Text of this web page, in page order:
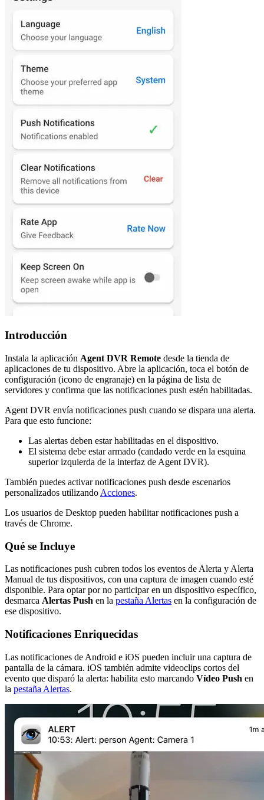
Introducción
Instala la aplicación Agent DVR Remote desde la tienda de
aplicaciones de tu dispositivo. Abre la aplicación, toca el botón de
configuración (icono de engranaje) en la página de lista de
servidores y confirma que las notificaciones push estén habilitadas.
Agent DVR envía notificaciones push cuando se dispara una alerta.
Para que esto funcione:
Las alertas deben estar habilitadas en el dispositivo.
El sistema debe estar armado (candado verde en la esquina
superior izquierda de la interfaz de Agent DVR).
También puedes activar notificaciones push desde escenarios
personalizados utilizando Acciones.
Los usuarios de Desktop pueden habilitar notificaciones push a
través de Chrome.
Qué se Incluye
Las notificaciones push cubren todos los eventos de Alerta y Alerta
Manual de tus dispositivos, con una captura de imagen cuando esté
disponible. Para optar por no participar en un dispositivo específico,
desmarca Alertas Push en la pestaña Alertas en la configuración de
ese dispositivo.
Notificaciones Enriquecidas
Las notificaciones de Android e iOS pueden incluir una captura de
pantalla de la cámara. iOS también admite videoclips cortos del
evento que disparó la alerta: habilita esto marcando Vídeo Push en
la pestaña Alertas.